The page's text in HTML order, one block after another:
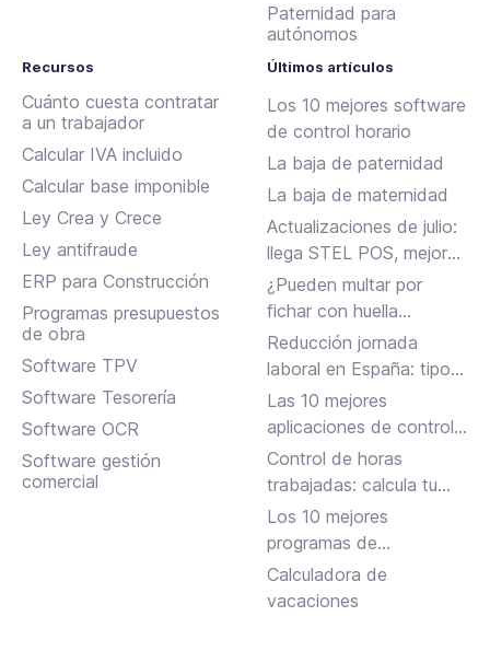
Paternidad para
autónomos
Recursos
Cuánto cuesta contratar
a un trabajador
Calcular IVA incluido
Calcular base imponible
Ley Crea y Crece
Ley antifraude
ERP para Construcción
Programas presupuestos
de obra
Software TPV
Software Tesorería
Software OCR
Software gestión
comercial
Últimos artículos
Los 10 mejores software
de control horario
La baja de paternidad
La baja de maternidad
Actualizaciones de julio:
llega STEL POS, mejoras
en Assistant, albaranes
en Inbox y más
¿Pueden multar por
fichar con huella
dactilar?
Reducción jornada
laboral en España: tipos,
requisitos y cómo
solicitarla
Las 10 mejores
aplicaciones de control
horario para fichar en el
trabajo
Control de horas
trabajadas: calcula tu
jornada laboral
Los 10 mejores
programas de
facturación gratuitos y
de pago
Calculadora de
vacaciones